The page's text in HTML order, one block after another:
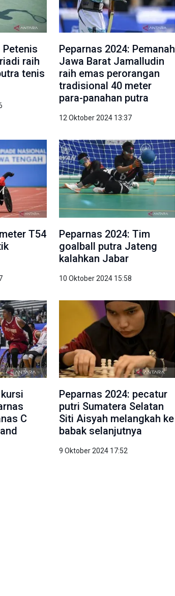
Petenis
raih
tenis
Peparnas 2024: Pemanah
Jawa Barat Jamalludin
raih emas perorangan
tradisional 40 meter
para-panahan putra
12 Oktober 2024 13:37
T54
Peparnas 2024: Tim
goalball putra Jateng
kalahkan Jabar
10 Oktober 2024 15:58
C
Peparnas 2024: pecatur
putri Sumatera Selatan
Siti Aisyah melangkah ke
babak selanjutnya
9 Oktober 2024 17:52